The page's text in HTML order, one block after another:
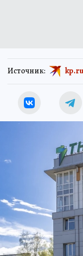
Источник: